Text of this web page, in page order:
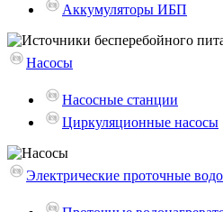
Аккумуляторы ИБП
Насосы
Насосные станции
Циркуляционные насосы
Электрические проточные